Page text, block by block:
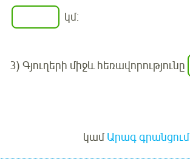
կմ:
3) Գյուղերի միջև հեռավորությունը
կամԱրագ գրանցում